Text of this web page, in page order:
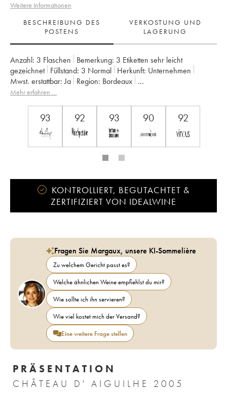
Weitere Informationen
BESCHREIBUNG DES
POSTENS
VERKOSTUNG UND
LAGERUNG
Anzahl: 3 Flaschen Bemerkung: 3 Etiketten sehr leicht
gezeichnet Füllstand: 3 Normal Herkunft:
unternehmen
Mwst. erstattbar: ja Region:
Bordeaux
Appellation:
Castillon Côtes de Bordeaux
Mehr erfahren …
93 92 93 90 92
KONTROLLIERT, BEGUTACHTET &
ZERTIFIZIERT VON IDEALWINE
Fragen Sie Margaux, unsere KI-Sommelière
Zu welchem Gericht passt es?
Welche ähnlichen Weine empfiehlst du mir?
Wie sollte ich ihn servieren?
Wie viel kostet mich der Versand?
Eine weitere Frage stellen
PRÄSENTATION
CHÂTEAU D' AIGUILHE 2005